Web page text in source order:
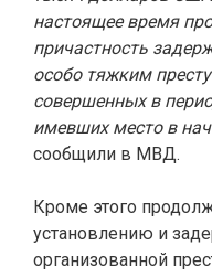
настоящее время
причастность
особо тяжким
совершенных в
имевших место в
сообщили в МВД.
Кроме этого
установлению и
организованной